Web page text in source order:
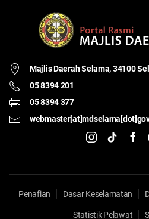
Majlis Daerah Selama,34100
05 8394 201
05 8394 377
Penafian Dasar Keselamatan
Statistik Pelawat